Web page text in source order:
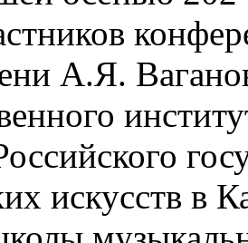
А.Я.
искусств в